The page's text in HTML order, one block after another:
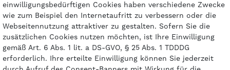
Zahlungsarten
einwilligungsbedürftigen Cookies haben verschiedene Zwecke
wie zum Beispiel den Internetaufritt zu verbessern oder die
Webseitennutzung attraktiver zu gestalten. Sofern Sie die
zusätzlichen Cookies nutzen möchten, ist Ihre Einwilligung
gemäß Art. 6 Abs. 1 lit. a DS-GVO, § 25 Abs. 1 TDDDG
erforderlich. Ihre erteilte Einwilligung können Sie jederzeit